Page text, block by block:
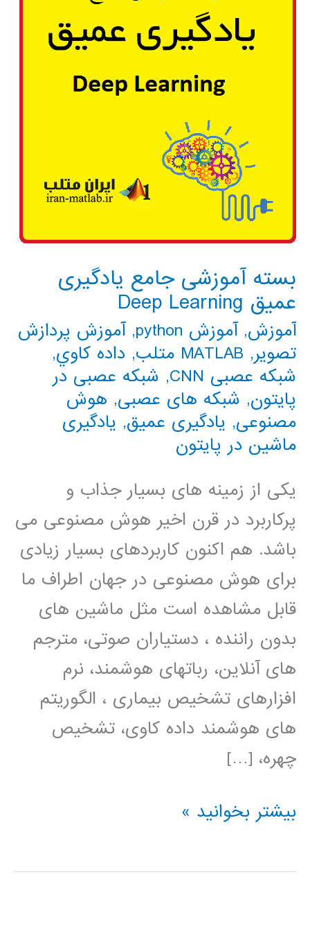
بسته آموزشی جامع یادگیری
عمیق Deep Learning
آموزش,آموزش python ,آموزش پردازش
تصویر, MATLAB متلب , داده كاوي,
شبکه عصبی CNN
, شبکه عصبی در
پایتون, شبکه های عصبی, هوش
مصنوعی, یادگیری عمیق, یادگیری
ماشین در پایتون
یکی از زمینه های بسیار جذاب و
پرکاربرد در قرن اخیر هوش مصنوعی می
باشد. هم اکنون کاربردهای بسیار زیادی
برای هوش مصنوعی در جهان اطراف ما
قابل مشاهده است مثل ماشین های
بدون راننده ، دستیاران صوتی، مترجم
های آنلاین، رباتهای هوشمند، نرم
افزارهای تشخیص بیماری ، الگوریتم
های هوشمند داده کاوی، تشخیص
چهره، […]
بسته
جامع
بیشتر بخوانید »